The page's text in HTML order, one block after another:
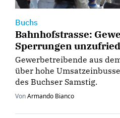
Buchs
Bahnhofstrasse:
Sperrungen
Gewerbetreibende aus
über hohe
des Buchser Samstig.
VonArmando Bianco